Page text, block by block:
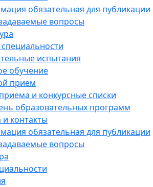
обязательная для публикации
вопросы
испытания
обучение
прием
и конкурсные списки
образовательных программ
и контакты
обязательная для публикации
вопросы